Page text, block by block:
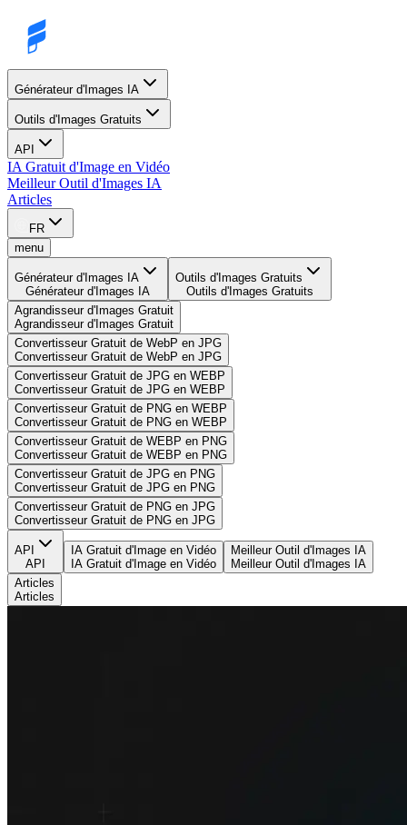
Générateur d'Images IA
Outils d'Images Gratuits
API
IA Gratuit d'Image en Vidéo
Meilleur Outil d'Images IA
Articles
FR
menu
Générateur d'Images IA
Générateur d'Images IA
Outils d'Images Gratuits
Outils d'Images Gratuits
Agrandisseur d'Images Gratuit
Agrandisseur d'Images Gratuit
Convertisseur Gratuit de WebP en JPG
Convertisseur Gratuit de WebP en JPG
Convertisseur Gratuit de JPG en WEBP
Convertisseur Gratuit de JPG en WEBP
Convertisseur Gratuit de PNG en WEBP
Convertisseur Gratuit de PNG en WEBP
Convertisseur Gratuit de WEBP en PNG
Convertisseur Gratuit de WEBP en PNG
Convertisseur Gratuit de JPG en PNG
Convertisseur Gratuit de JPG en PNG
Convertisseur Gratuit de PNG en JPG
Convertisseur Gratuit de PNG en JPG
API
API
IA Gratuit d'Image en Vidéo
IA Gratuit d'Image en Vidéo
Meilleur Outil d'Images IA
Meilleur Outil d'Images IA
Articles
Articles